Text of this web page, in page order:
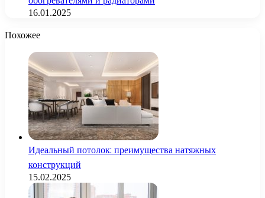
16.01.2025
Похожее
Идеальный потолок: преимущества натяжных
конструкций
15.02.2025